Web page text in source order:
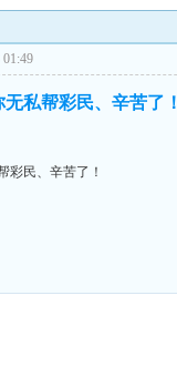
私帮彩民、辛苦了！
彩民、辛苦了！